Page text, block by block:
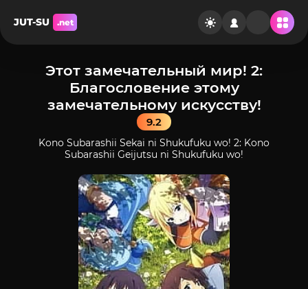
JUT-SU .net
Этот замечательный мир! 2:
Благословение этому
замечательному искусству!
9.2
Kono Subarashii Sekai ni Shukufuku wo! 2: Kono
Subarashii Geijutsu ni Shukufuku wo!